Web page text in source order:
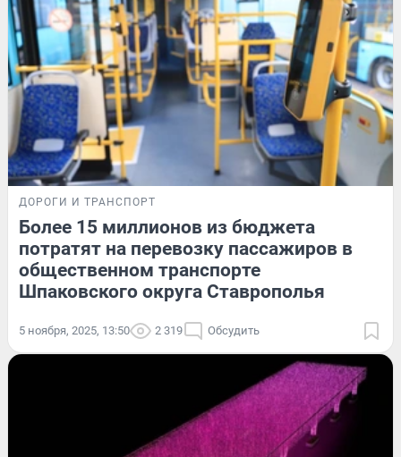
ДОРОГИ И ТРАНСПОРТ
Более 15 миллионов из бюджета
потратят на перевозку пассажиров в
общественном транспорте
Шпаковского округа Ставрополья
5 ноября, 2025, 13:50 2 319 Обсудить